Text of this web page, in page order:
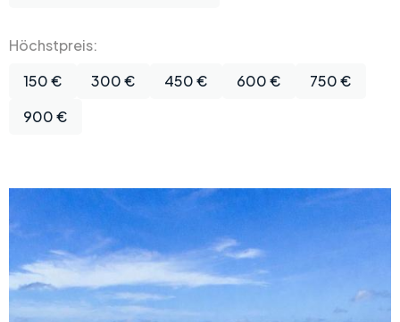
Höchstpreis:
150 €
300 € 450 € 600 €
750 €
900 €